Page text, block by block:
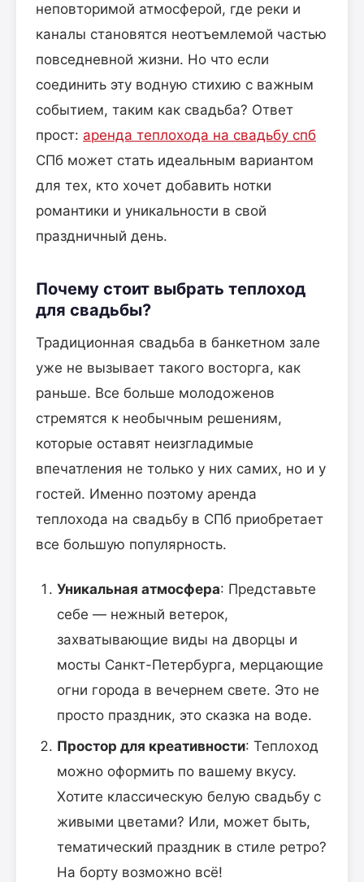
неповторимой атмосферой, где реки и
каналы становятся неотъемлемой частью
повседневной жизни. Но что если
соединить эту водную стихию с важным
событием, таким как свадьба? Ответ
прост: аренда теплохода на свадьбу спб
СПб может стать идеальным вариантом
для тех, кто хочет добавить нотки
романтики и уникальности в свой
праздничный день.
Почему стоит выбрать теплоход
для свадьбы?
Традиционная свадьба в банкетном зале
уже не вызывает такого восторга, как
раньше. Все больше молодоженов
стремятся к необычным решениям,
которые оставят неизгладимые
впечатления не только у них самих, но и у
гостей. Именно поэтому аренда
теплохода на свадьбу в СПб приобретает
все большую популярность.
Уникальная атмосфера: Представьте
себе — нежный ветерок,
захватывающие виды на дворцы и
мосты Санкт-Петербурга, мерцающие
огни города в вечернем свете. Это не
просто праздник, это сказка на воде.
Простор для креативности: Теплоход
можно оформить по вашему вкусу.
Хотите классическую белую свадьбу с
живыми цветами? Или, может быть,
тематический праздник в стиле ретро?
На борту возможно всё!